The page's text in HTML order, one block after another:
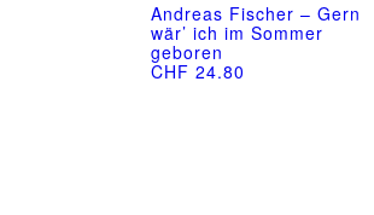
Andreas Fischer – Gern
wär’ ich im Sommer
geboren
CHF 24.80